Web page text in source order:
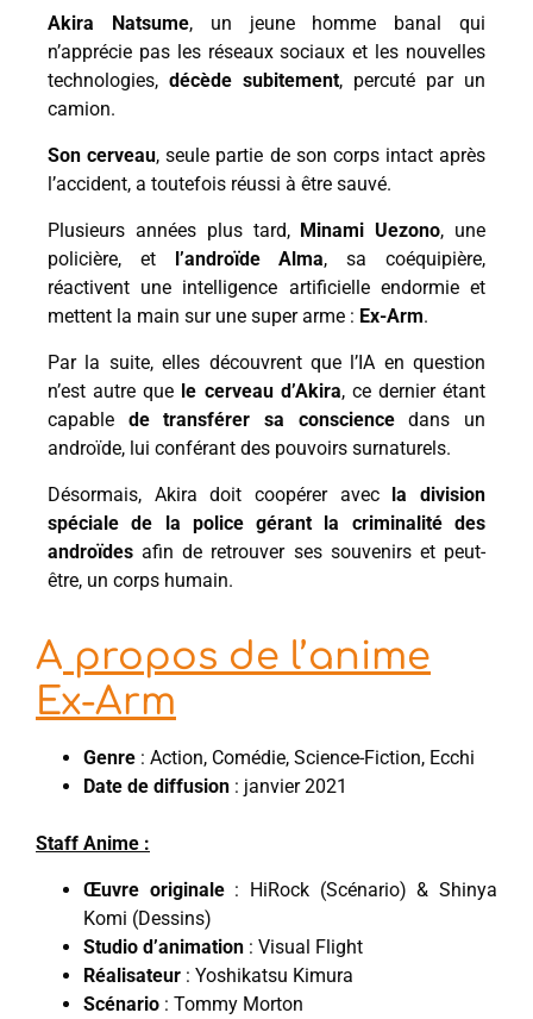
Akira Natsume, un jeune homme banal qui
n’apprécie pas les réseaux sociaux et les nouvelles
technologies, décède subitement, percuté par un
camion.
Son cerveau, seule partie de son corps intact après
l’accident, a toutefois réussi à être sauvé.
Plusieurs années plus tard, Minami Uezono, une
policière, et l’androïde Alma, sa coéquipière,
réactivent une intelligence artificielle endormie et
mettent la main sur une super arme : Ex-Arm.
Par la suite, elles découvrent que l’IA en question
n’est autre que le cerveau d’Akira, ce dernier étant
capable de transférer sa consciencedans un
androïde, lui conférant des pouvoirs surnaturels.
Désormais, Akira doit coopérer avec la division
spéciale de la police gérant la criminalité des
androïdes afin de retrouver ses souvenirs et peut-
être, un corps humain.
A propos de l’anime
Ex-Arm
Genre : Action, Comédie, Science-Fiction, Ecchi
Date de diffusion : janvier 2021
Staff Anime :
Œuvre originale : HiRock (Scénario) & Shinya
Komi (Dessins)
Studio d’animation : Visual Flight
Réalisateur : Yoshikatsu Kimura
Scénario : Tommy Morton